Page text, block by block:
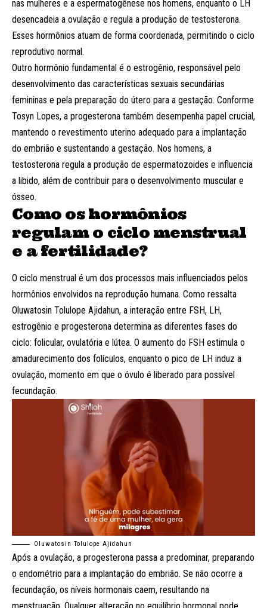
nas mulheres e a espermatogênese nos homens, enquanto o LH
desencadeia a ovulação e regula a produção de testosterona.
Esses hormônios atuam de forma coordenada, permitindo o ciclo
reprodutivo normal.
Outro hormônio fundamental é o estrogênio, responsável pelo
desenvolvimento das características sexuais secundárias
femininas e pela preparação do útero para a gestação. Conforme
Tosyn Lopes, a progesterona também desempenha papel crucial,
mantendo o revestimento uterino adequado para a implantação
do embrião e sustentando a gestação. Nos homens, a
testosterona regula a produção de espermatozoides e influencia
a libido, além de contribuir para o desenvolvimento muscular e
ósseo.
Como os hormônios
regulam o ciclo menstrual
e a fertilidade?
O ciclo menstrual é um dos processos mais influenciados pelos
hormônios envolvidos na reprodução humana. Como ressalta
Oluwatosin Tolulope Ajidahun, a interação entre FSH, LH,
estrogênio e progesterona determina as diferentes fases do
ciclo: folicular, ovulatória e lútea. O aumento do FSH estimula o
amadurecimento dos folículos, enquanto o pico de LH induz a
ovulação, momento em que o óvulo é liberado para possível
fecundação.
Oluwatosin Tolulope Ajidahun
Após a ovulação, a progesterona passa a predominar, preparando
o endométrio para a implantação do embrião. Se não ocorre a
fecundação, os níveis hormonais caem, resultando na